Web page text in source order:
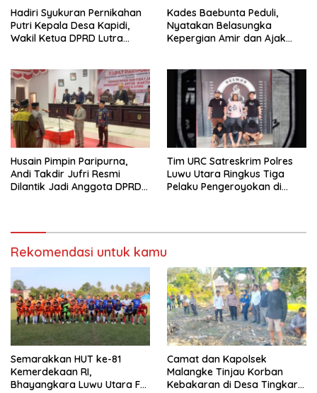
Hadiri Syukuran Pernikahan
Putri Kepala Desa Kapidi,
Wakil Ketua DPRD Lutra
Kades Baebunta Peduli,
Nyatakan Belasungka
Kepergian Amir dan Ajak
Husain Pimpin Paripurna,
Andi Takdir Jufri Resmi
Dilantik Jadi Anggota DPRD
Tim URC Satreskrim Polres
Luwu Utara Ringkus Tiga
Pelaku Pengeroyokan di
Rekomendasi untuk kamu
Semarakkan HUT ke-81
Kemerdekaan RI,
Bhayangkara Luwu Utara FC
Camat dan Kapolsek
Malangke Tinjau Korban
Kebakaran di Desa Tingkara,